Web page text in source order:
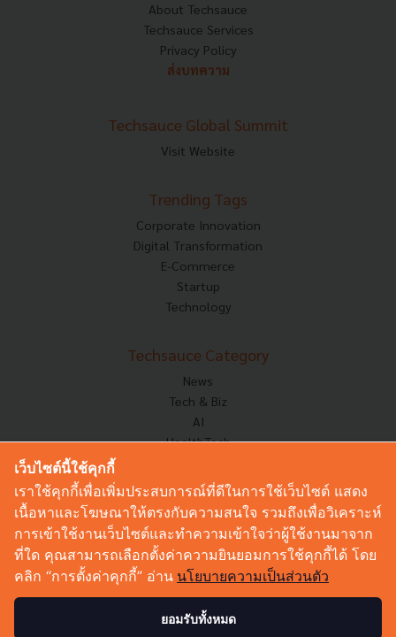
About Techsauce
Techsauce Services
Privacy Policy
ส่งบทความ
Techsauce Global Summit
Visit Website
Trending Tags
Corporate Innovation
Digital Transformation
E-Commerce
Startup
Technology
Techsauce Category
News
Tech & Biz
AI
HealthTech
Corp Innov
Saucy Thoughts
Based On
Sustainable
Videos
Podcast
เว็บไซต์นี้ใช้คุกกี้
เราใช้คุกกี้เพื่อเพิ่มประสบการณ์ที่ดีในการใช้เว็บไซต์ แสดง
เนื้อหาและโฆษณาให้ตรงกับความสนใจ รวมถึงเพื่อวิเคราะห์
การเข้าใช้งานเว็บไซต์และทำความเข้าใจว่าผู้ใช้งานมาจาก
ที่ใด คุณสามารถเลือกตั้งค่าความยินยอมการใช้คุกกี้ได้ โดย
คลิก “การตั้งค่าคุกกี้” อ่าน นโยบายความเป็นส่วนตัว
ยอมรับทั้งหมด